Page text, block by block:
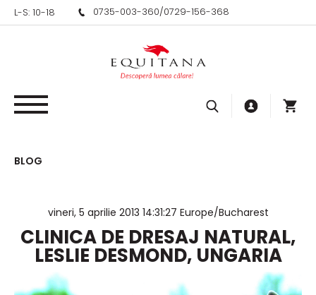
L-S: 10-18 0735-003-360/0729-156-368
BLOG
CLINICA DE DRESAJ NATURAL,
LESLIE DESMOND, UNGARIA
vineri, 5 aprilie 2013 14:31:27 Europe/Bucharest